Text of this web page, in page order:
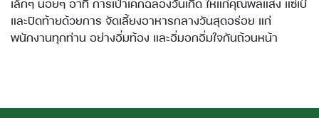
เล็กๆ น้อยๆ อาทิ การเป่าเค้กฉลองวันเกิด ให้แก่คุณพลแสง แซ่เบ๊
และปิดท้ายด้วยการ จัดเลี้ยงอาหารกลางวันสุดอร่อย แก่
พนักงานทุกท่าน อย่างอิ่มท้อง และอิ่มอกอิ่มใจกันถ้วนหน้า